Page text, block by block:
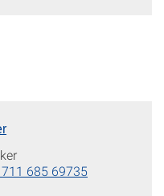
685 69735